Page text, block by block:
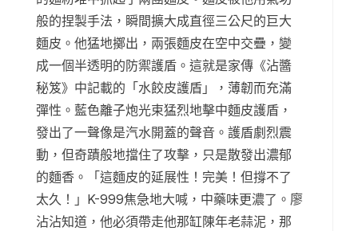
般的捏製手法，瞬間擴大成直徑三公尺的巨大
麵皮。他猛地擲出，兩張麵皮在空中交疊，變
成一個半透明的防禦護盾。這就是家傳《沾醬
秘笈》中記載的「水餃皮護盾」，薄韌而充滿
彈性。藍色離子炮光束猛烈地擊中麵皮護盾，
發出了一聲像是汽水開蓋的聲音。護盾劇烈震
動，但奇蹟般地擋住了攻擊，只是散發出濃郁
的麵香。「這麵皮的延展性！完美！但撐不了
太久！」K-999焦急地大喊，中藥味更濃了。廖
沾沾知道，他必須帶走他那缸陳年老蒜泥，那